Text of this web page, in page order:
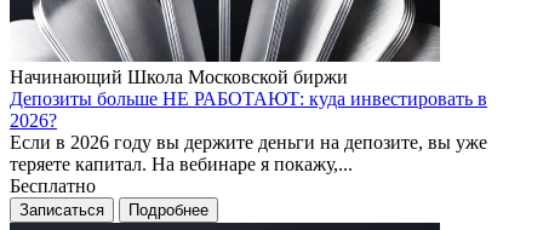
Начинающий Школа Московской биржи
Депозиты больше НЕ РАБОТАЮТ: куда инвестировать в
2026?
Если в 2026 году вы держите деньги на депозите, вы уже
теряете капитал. На вебинаре я покажу,...
Бесплатно
Записаться Подробнее